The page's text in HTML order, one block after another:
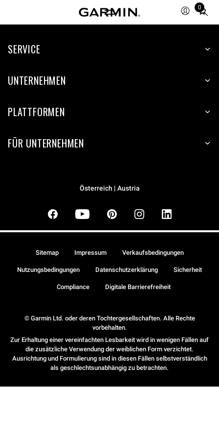
0
Total
items
cart:
SERVICE
UNTERNEHMEN
PLATTFORMEN
FÜR UNTERNEHMEN
Österreich | Austria
© Garmin Ltd. oder deren Tochtergesellschaften. Alle Rechte
vorbehalten.
Zur Erhaltung einer vereinfachten Lesbarkeit wird in wenigen Fällen auf
die zusätzliche Verwendung der weiblichen Form verzichtet.
Ausrichtung und Formulierung sind in diesen Fällen selbstverständlich
als geschlechtsunabhängig zu betrachten.
Sitemap Impressum Verkaufsbedingungen
Nutzungsbedingungen Datenschutzerklärung Sicherheit
Compliance Digitale Barrierefreiheit